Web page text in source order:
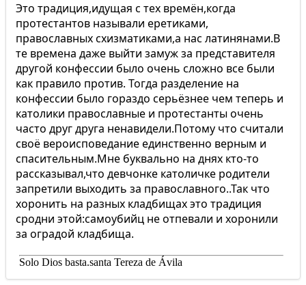
Это традиция,идущая с тех времён,когда
протестантов называли еретиками,
православных схизматиками,а нас латинянами.В
те времена даже выйти замуж за представителя
другой конфессии было очень сложно все были
как правило против. Тогда разделение на
конфессии было гораздо серьёзнее чем теперь и
католики православные и протестанты очень
часто друг друга ненавидели.Потому что считали
своё вероисповедание единственно верным и
спасительным.Мне буквально на днях кто-то
рассказывал,что девчонке католичке родители
запретили выходить за православного..Так что
хоронить на разных кладбищах это традиция
сродни этой:самоубийц не отпевали и хоронили
за оградой кладбища.
Solo Dios basta.santa Tereza de Ávila